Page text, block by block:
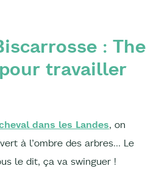
: The
travailler
dans les Landes, on
à l’ombre des arbres… Le
le dit, ça va swinguer !